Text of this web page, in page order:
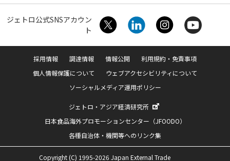
ジェトロ公式SNSアカウン
ト
採用情報 調達情報 情報公開
利用規約・免責事項
個人情報保護について
ウェブアクセシビリティについて
ソーシャルメディア運用ポリシー
ジェトロ・アジア経済研究所
日本食品海外プロモーションセンター（JFOODO）
各種自治体・機関等へのリンク集
Copyright (C) 1995-2026 Japan External Trade